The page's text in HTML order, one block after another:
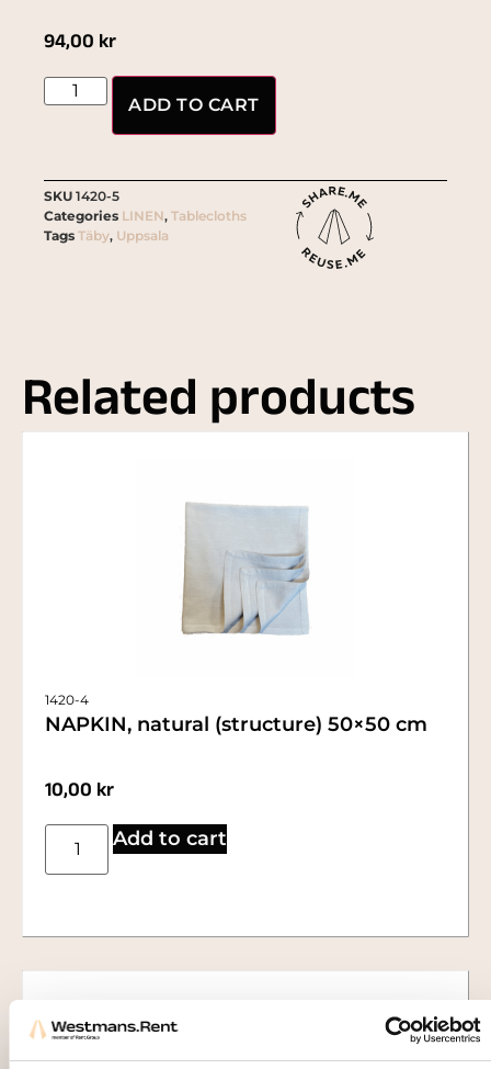
94,00 kr
ADD TO CART
SKU 1420-5
Categories LINEN, Tablecloths
Tags Täby, Uppsala
Related products
1420-4
NAPKIN, natural (structure) 50×50 cm
10,00 kr
Add to cart